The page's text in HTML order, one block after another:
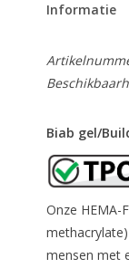
Informatie
Biab gel/
Onze HEMA-
mensen met